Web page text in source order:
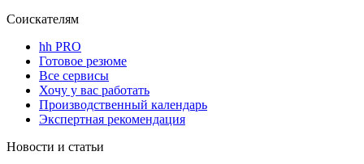
Соискателям
hh PRO
Готовое резюме
Все сервисы
Хочу у вас работать
Производственный календарь
Экспертная рекомендация
Новости и статьи